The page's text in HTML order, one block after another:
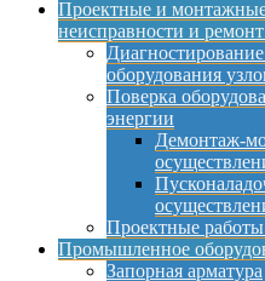
Проектные и
неисправности и
оборудования
Поверка
энергии
Демонтаж-
Проектные
Промышленное
Запорная арматура